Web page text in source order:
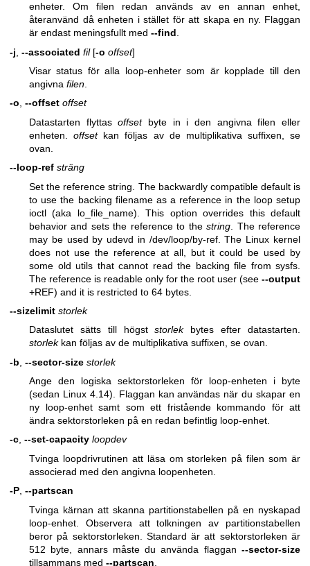
enheter. Om filen redan används av en annan enhet,
återanvänd då enheten i stället för att skapa en ny. Flaggan
är endast meningsfullt med --find
-j --associated fil[-o offset]
Visar status för alla loop-enheter som är kopplade till den
angivna filen
-o, --offset offset
Datastarten flyttasoffsetbyte in i den angivna filen eller
enheten.offsetkan följas av de multiplikativa suffixen, se
ovan.
--loop-ref sträng
Set the reference string. The backwardly compatible default is
to use the backing filename as a reference in the loop setup
ioctl (aka lo_file_name). This option overrides this default
behavior and sets the reference to thestring . The reference
may be used by udevd in /dev/loop/by-ref. The Linux kernel
does not use the reference at all, but it could be used by
some old utils that cannot read the backing file from sysfs.
The reference is readable only for the root user (see --output
+REF) and it is restricted to 64 bytes.
--sizelimit storlek
Dataslutet sätts till högststorlekbytes efter datastarten.
storlekkan följas av de multiplikativa suffixen, se ovan.
-b --sector-size storlek
Ange den logiska sektorstorleken för loop-enheten i byte
(sedan Linux 4.14). Flaggan kan användas när du skapar en
ny loop-enhet samt som ett fristående kommando för att
ändra sektorstorleken på en redan befintlig loop-enhet.
-c, --set-capacity loopdev
Tvinga loopdrivrutinen att läsa om storleken på filen som är
associerad med den angivna loopenheten.
-P, --partscan
Tvinga kärnan att skanna partitionstabellen på en nyskapad
loop-enhet. Observera att tolkningen av partitionstabellen
beror på sektorstorleken. Standard är att sektorstorleken är
512 byte, annars måste du använda flaggan --sector-size
tillsammans med --partscan